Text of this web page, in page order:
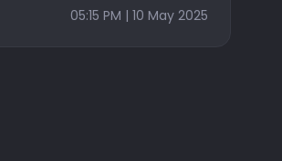
05:15 PM | 10 May 2025